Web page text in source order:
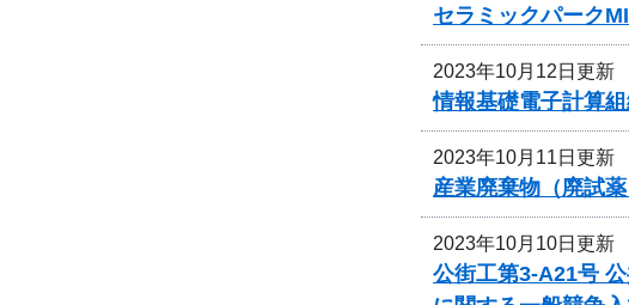
セラミックパーク
2023年10月12日更新
情報基礎電子計算
2023年10月11日更新
産業廃棄物（廃試
2023年10月10日更新
公街工第3-A21号